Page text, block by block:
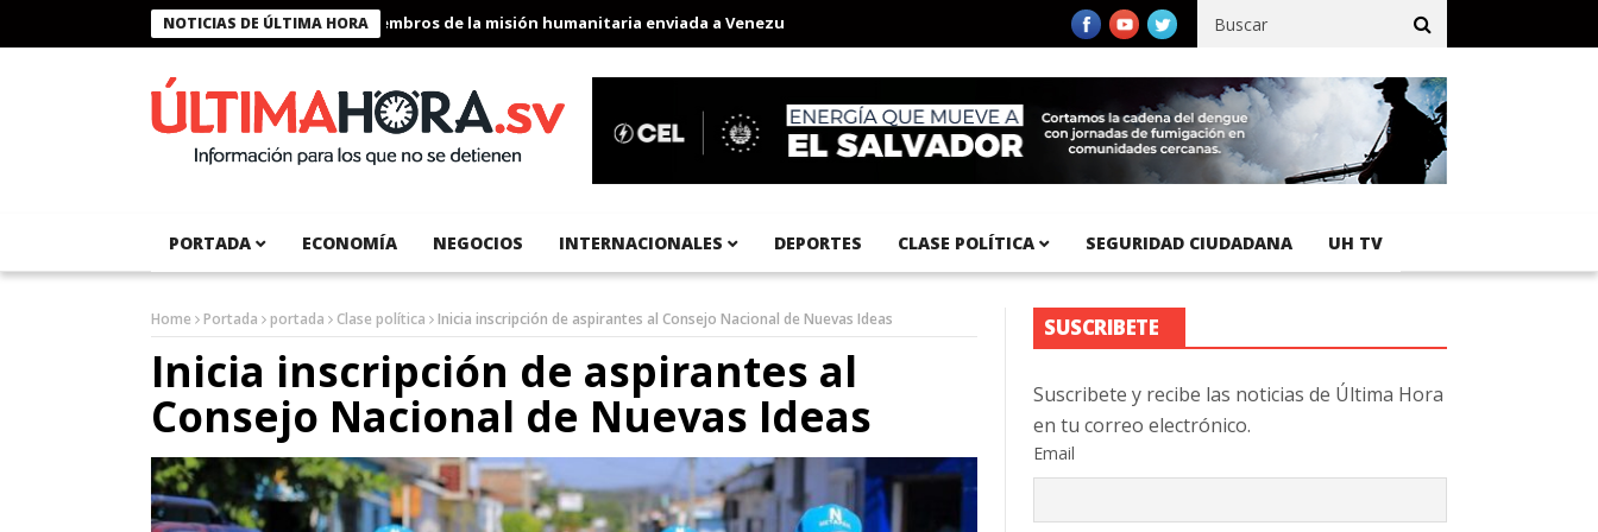
NOTICIAS DE ÚLTIMA HORA
Presidente Bukele condecora a miembros de la misión humanitaria enviada a Venezuela Aeropuerto Internacional del Pacífico registra 92 % de avance en obras de terracería
PORTADA ECONOMÍA NEGOCIOS INTERNACIONALES DEPORTES CLASE POLÍTICA SEGURIDAD CIUDADANA UH TV
Home Portada portada Clase política Inicia inscripción de aspirantes al Consejo Nacional de Nuevas Ideas
Inicia inscripción de aspirantes al
Consejo Nacional de Nuevas Ideas
SUSCRIBETE
Suscribete y recibe las noticias de Última Hora
en tu correo electrónico.
Email